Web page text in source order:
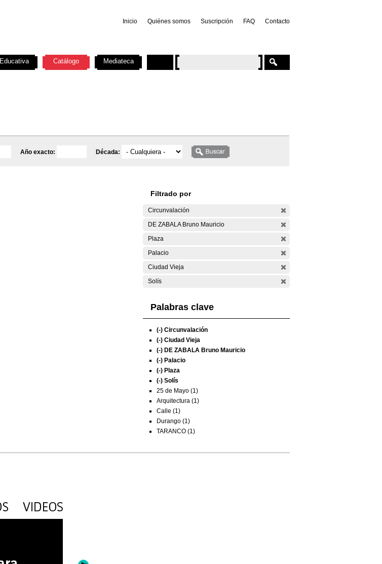
Inicio Quiénes somos Suscripción FAQ Contacto
Año exacto: Década:
Filtrado por
Circunvalación
DE ZABALA Bruno Mauricio
Plaza
Palacio
Ciudad Vieja
Solís
Palabras clave
(-) Circunvalación
(-) Ciudad Vieja
(-) DE ZABALA Bruno Mauricio
(-) Palacio
(-) Plaza
(-) Solís
25 de Mayo (1)
Arquitectura (1)
Calle (1)
Durango (1)
TARANCO (1)
Educativa Catálogo Mediateca